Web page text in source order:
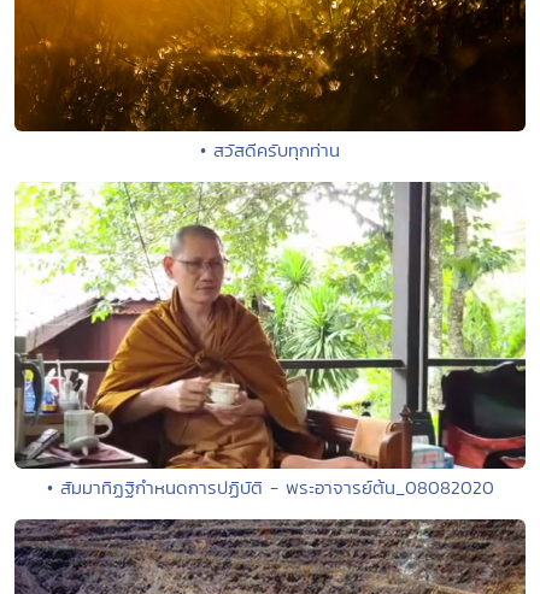
• สวัสดีครับทุกท่าน
• สัมมาทิฏฐิกำหนดการปฏิบัติ - พระอาจารย์ต้น_08082020